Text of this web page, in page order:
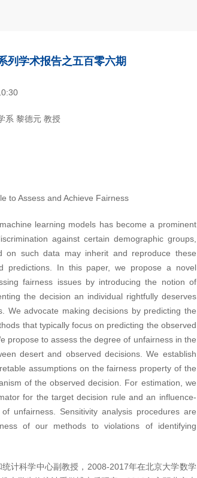
列学术报告之五百零六期
系 黎德元 教授
to Assess and Achieve Fairness
learning models has become a prominent
against certain demographic groups,
on such data may inherit and reproduce these
predictions. In this paper, we propose a novel
fairness issues by introducing the notion of
the decision an individual rightfully deserves
We advocate making decisions by predicting the
that typically focus on predicting the observed
propose to assess the degree of unfairness in the
desert and observed decisions. We establish
assumptions on the fairness property of the
of the observed decision. For estimation, we
for the target decision rule and an influence-
unfairness. Sensitivity analysis procedures are
of our methods to violations of identifying
计科学中心副教授，2008-2017年在北京大学数学